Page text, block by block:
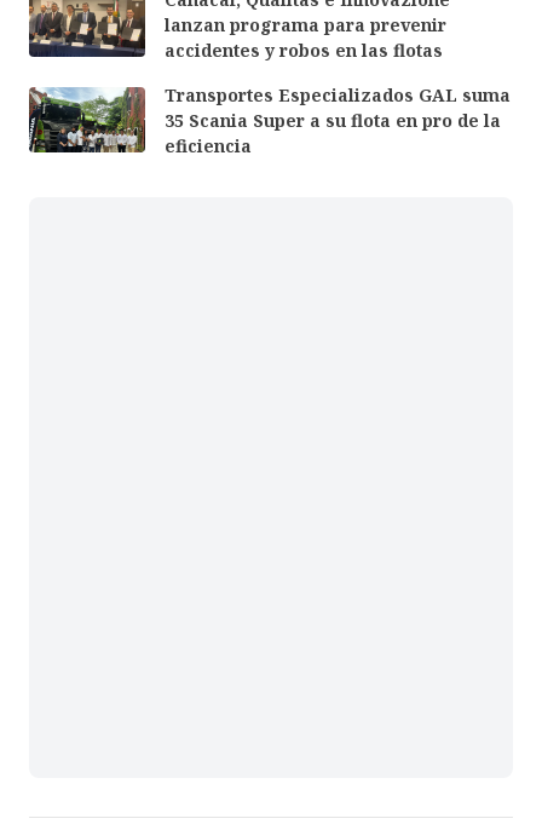
lanzan programa para prevenir
accidentes y robos en las flotas
Transportes Especializados GAL suma
35 Scania Super a su flota en pro de la
eficiencia